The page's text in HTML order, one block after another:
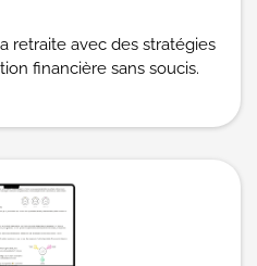
retraite avec des stratégies
financière sans soucis.